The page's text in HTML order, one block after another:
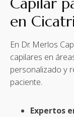
en
En Dr. Merlos
capilares en
personalizado y
paciente.
Expertos